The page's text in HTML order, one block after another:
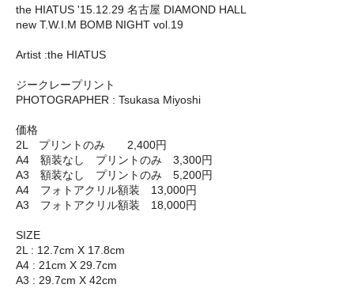
the HIATUS '15.12.29 名古屋 DIAMOND HALL
new T.W.I.M BOMB NIGHT vol.19
Artist :the HIATUS
ジークレープリント
PHOTOGRAPHER : Tsukasa Miyoshi
価格
2L プリントのみ 2,400円
A4 額装なし プリントのみ 3,300円
A3 額装なし プリントのみ 5,200円
A4 フォトアクリル額装 13,000円
A3 フォトアクリル額装 18,000円
SIZE
2L : 12.7cm X 17.8cm
A4 : 21cm X 29.7cm
A3 : 29.7cm X 42cm